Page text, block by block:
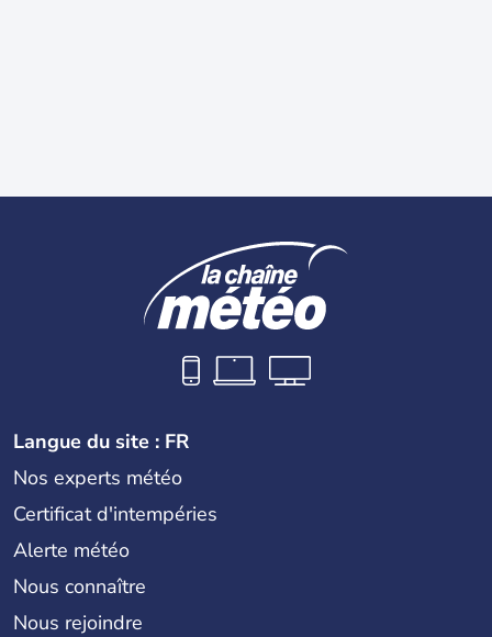
Langue du site : FR
Nos experts météo
Certificat d'intempéries
Alerte météo
Nous connaître
Nous rejoindre